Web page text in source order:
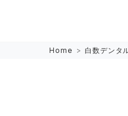
Home > 白数デンタ